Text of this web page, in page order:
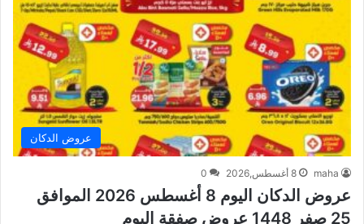
عروض الدكان
maha 8 أغسطس,2026 0
عروض الدكان اليوم 8 أغسطس 2026 الموافق
25 صفر 1448 عروض صفقة اليوم